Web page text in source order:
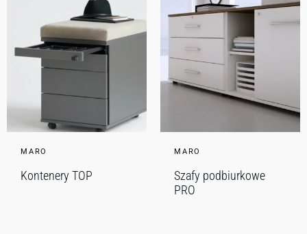
MARO
Kontenery TOP
MARO
Szafy podbiurkowe
PRO